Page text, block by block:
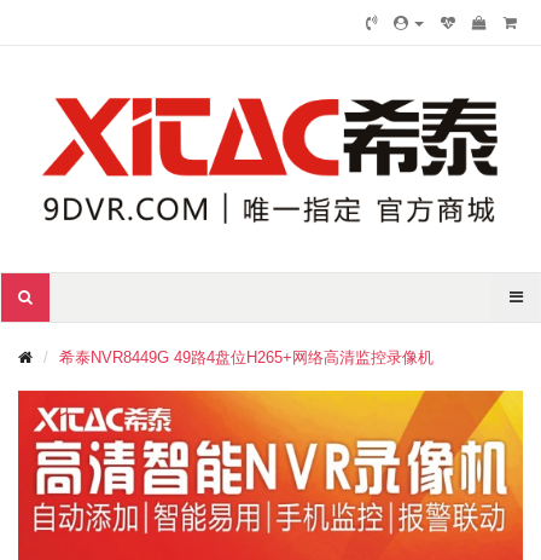
希泰NVR8449G 49路4盘位H265+网络高清监控录像机